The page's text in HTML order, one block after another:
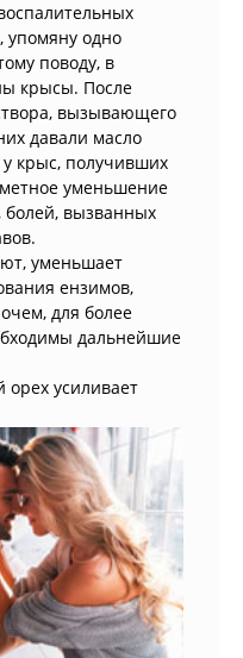
упомяну одно
поводу, в
крысы. После
вызывающего
давали масло
у крыс, получивших
уменьшение
болей, вызванных
уменьшает
ензимов,
для более
дальнейшие
орех усиливает